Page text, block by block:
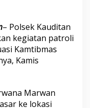
– Polsek Kauditan
kegiatan patroli
Kamtibmas
Kamis
Marwan
ke lokasi